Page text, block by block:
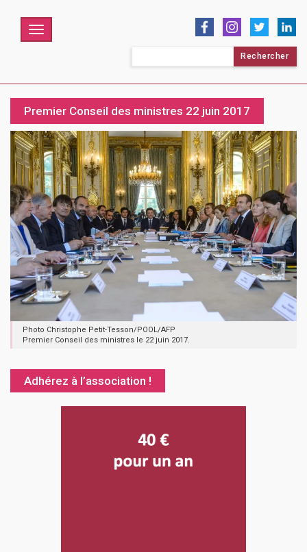
Menu
Premier Conseil des ministres 22 juin 2017
Photo Christophe Petit-Tesson/POOL/AFP
Premier Conseil des ministres le 22 juin 2017.
Adhérez à l’association !